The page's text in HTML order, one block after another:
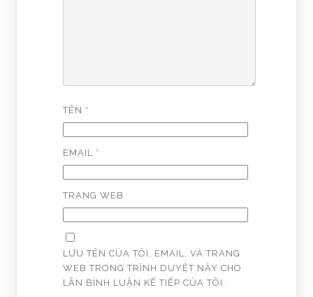
TÊN *
EMAIL *
TRANG WEB
LƯU TÊN CỦA TÔI, EMAIL, VÀ TRANG
WEB TRONG TRÌNH DUYỆT NÀY CHO
LẦN BÌNH LUẬN KẾ TIẾP CỦA TÔI.